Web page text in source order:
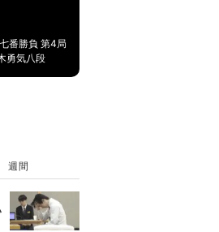
番勝負 第4局
勇気八段
週間